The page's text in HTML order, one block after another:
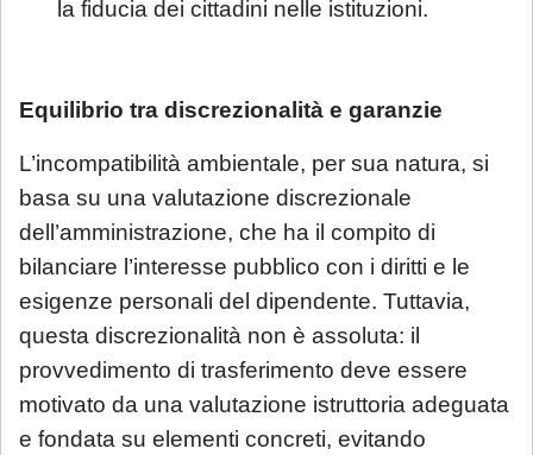
la fiducia dei cittadini nelle istituzioni.
Equilibrio tra discrezionalità e garanzie
L’incompatibilità ambientale, per sua natura, si
basa su una valutazione discrezionale
dell’amministrazione, che ha il compito di
bilanciare l’interesse pubblico con i diritti e le
esigenze personali del dipendente. Tuttavia,
questa discrezionalità non è assoluta: il
provvedimento di trasferimento deve essere
motivato da una valutazione istruttoria adeguata
e fondata su elementi concreti, evitando